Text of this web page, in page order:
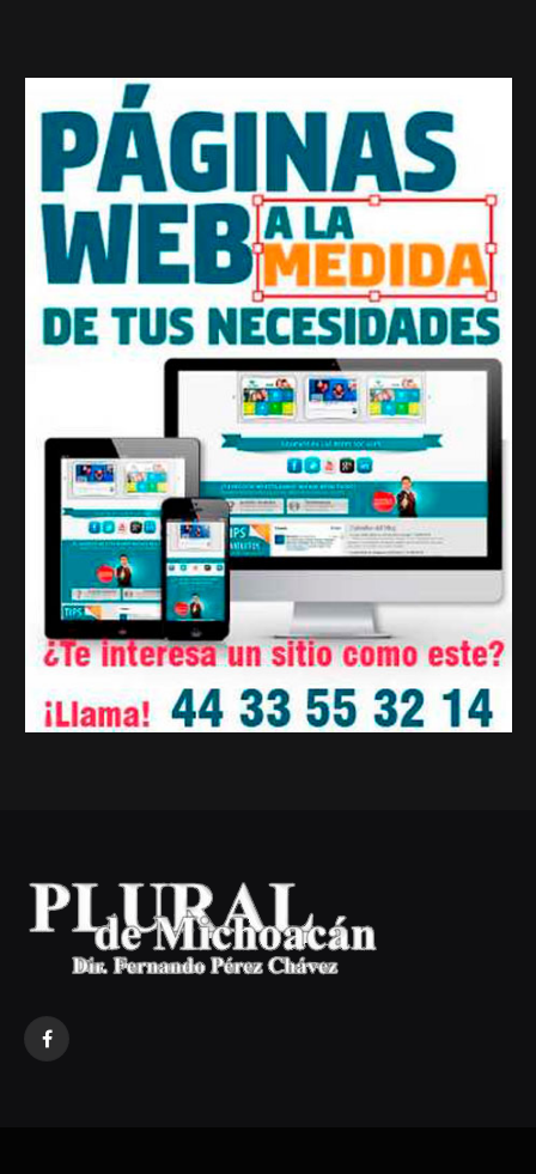
Facebook